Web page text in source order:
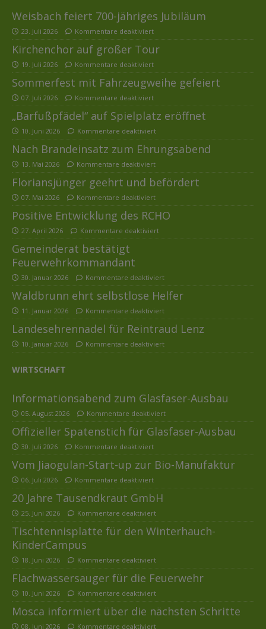
Weisbach feiert 700-jähriges Jubiläum
23. Juli 2026 Kommentare deaktiviert
Kirchenchor auf großer Tour
19. Juli 2026 Kommentare deaktiviert
Sommerfest mit Fahrzeugweihe gefeiert
07. Juli 2026 Kommentare deaktiviert
„Barfußpfädel“ auf Spielplatz eröffnet
10. Juni 2026 Kommentare deaktiviert
Nach Brandeinsatz zum Ehrungsabend
13. Mai 2026 Kommentare deaktiviert
Floriansjünger geehrt und befördert
07. Mai 2026 Kommentare deaktiviert
Positive Entwicklung des RCHO
27. April 2026 Kommentare deaktiviert
Gemeinderat bestätigt
Feuerwehrkommandant
30. Januar 2026 Kommentare deaktiviert
Waldbrunn ehrt selbstlose Helfer
11. Januar 2026 Kommentare deaktiviert
Landesehrennadel für Reintraud Lenz
10. Januar 2026 Kommentare deaktiviert
WIRTSCHAFT
Informationsabend zum Glasfaser-Ausbau
05. August 2026 Kommentare deaktiviert
Offizieller Spatenstich für Glasfaser-Ausbau
30. Juli 2026 Kommentare deaktiviert
Vom Jiaogulan-Start-up zur Bio-Manufaktur
06. Juli 2026 Kommentare deaktiviert
20 Jahre Tausendkraut GmbH
25. Juni 2026 Kommentare deaktiviert
Tischtennisplatte für den Winterhauch-
KinderCampus
18. Juni 2026 Kommentare deaktiviert
Flachwassersauger für die Feuerwehr
10. Juni 2026 Kommentare deaktiviert
Mosca informiert über die nächsten Schritte
08. Juni 2026 Kommentare deaktiviert